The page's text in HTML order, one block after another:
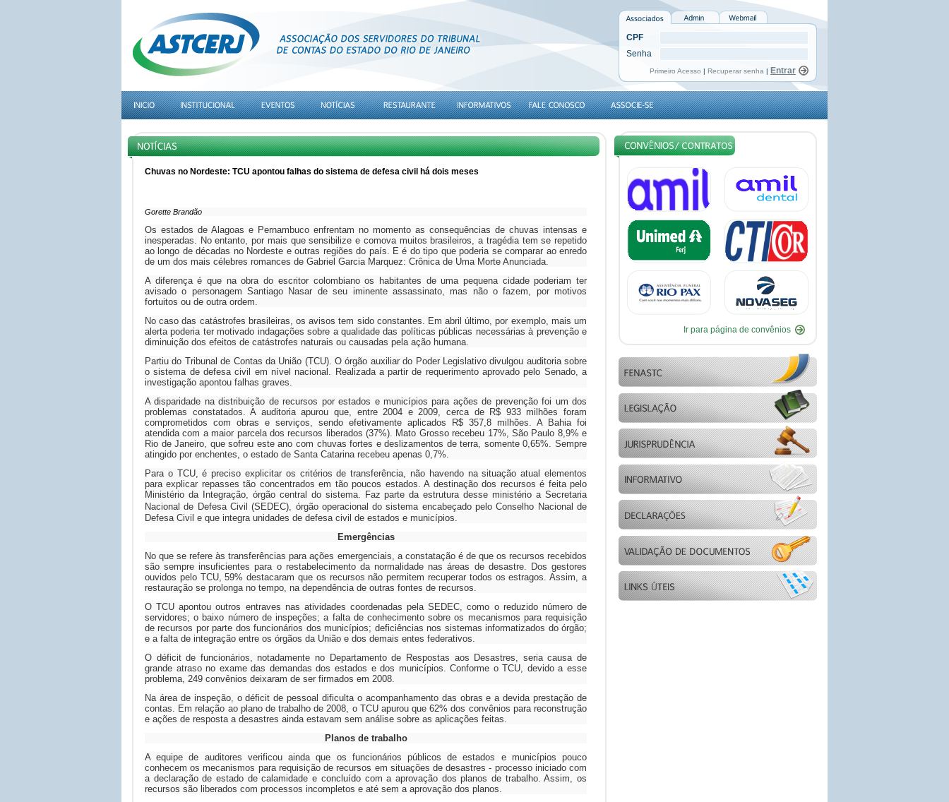
CPF
Senha
Primeiro Acesso | Recuperar senha |
Chuvas no Nordeste: TCU apontou falhas do sistema de defesa civil há dois meses
Gorette Brandão
Os estados de Alagoas e Pernambuco enfrentam no momento as consequências de chuvas intensas e
inesperadas. No entanto, por mais que sensibilize e comova muitos brasileiros, a tragédia tem se repetido
ao longo de décadas no Nordeste e outras regiões do país. E é do tipo que poderia se comparar ao enredo
de um dos mais célebres romances de Gabriel Garcia Marquez: Crônica de Uma Morte Anunciada.
A diferença é que na obra do escritor colombiano os habitantes de uma pequena cidade poderiam ter
avisado o personagem Santiago Nasar de seu iminente assassinato, mas não o fazem, por motivos
fortuitos ou de outra ordem.
No caso das catástrofes brasileiras, os avisos tem sido constantes. Em abril último, por exemplo, mais um
alerta poderia ter motivado indagações sobre a qualidade das políticas públicas necessárias à prevenção e
diminuição dos efeitos de catástrofes naturais ou causadas pela ação humana.
Partiu do Tribunal de Contas da União (TCU). O órgão auxiliar do Poder Legislativo divulgou auditoria sobre
o sistema de defesa civil em nível nacional. Realizada a partir de requerimento aprovado pelo Senado, a
investigação apontou falhas graves.
A disparidade na distribuição de recursos por estados e municípios para ações de prevenção foi um dos
problemas constatados. A auditoria apurou que, entre 2004 e 2009, cerca de R$ 933 milhões foram
comprometidos com obras e serviços, sendo efetivamente aplicados R$ 357,8 milhões. A Bahia foi
atendida com a maior parcela dos recursos liberados (37%). Mato Grosso recebeu 17%, São Paulo 8,9% e
Rio de Janeiro, que sofreu este ano com chuvas fortes e deslizamentos de terra, somente 0,65%. Sempre
atingido por enchentes, o estado de Santa Catarina recebeu apenas 0,7%.
Para o TCU, é preciso explicitar os critérios de transferência, não havendo na situação atual elementos
para explicar repasses tão concentrados em tão poucos estados. A destinação dos recursos é feita pelo
Ministério da Integração, órgão central do sistema. Faz parte da estrutura desse ministério a Secretaria
Nacional de Defesa Civil (SEDEC), órgão operacional do sistema encabeçado pelo Conselho Nacional de
Defesa Civil e que integra unidades de defesa civil de estados e municípios.
Emergências
No que se refere às transferências para ações emergenciais, a constatação é de que os recursos recebidos
são sempre insuficientes para o restabelecimento da normalidade nas áreas de desastre. Dos gestores
ouvidos pelo TCU, 59% destacaram que os recursos não permitem recuperar todos os estragos. Assim, a
restauração se prolonga no tempo, na dependência de outras fontes de recursos.
O TCU apontou outros entraves nas atividades coordenadas pela SEDEC, como o reduzido número de
servidores; o baixo número de inspeções; a falta de conhecimento sobre os mecanismos para requisição
de recursos por parte dos funcionários dos municípios; deficiências nos sistemas informatizados do órgão;
e a falta de integração entre os órgãos da União e dos demais entes federativos.
O déficit de funcionários, notadamente no Departamento de Respostas aos Desastres, seria causa de
grande atraso no exame das demandas dos estados e dos municípios. Conforme o TCU, devido a esse
problema, 249 convênios deixaram de ser firmados em 2008.
Na área de inspeção, o déficit de pessoal dificulta o acompanhamento das obras e a devida prestação de
contas. Em relação ao plano de trabalho de 2008, o TCU apurou que 62% dos convênios para reconstrução
e ações de resposta a desastres ainda estavam sem análise sobre as aplicações feitas.
Planos de trabalho
A equipe de auditores verificou ainda que os funcionários públicos de estados e municípios pouco
conhecem os mecanismos para requisição de recursos em situações de desastres - processo iniciado com
a declaração de estado de calamidade e concluído com a aprovação dos planos de trabalho. Assim, os
recursos são liberados com processos incompletos e até sem a aprovação dos planos.
Ir para página de convênios